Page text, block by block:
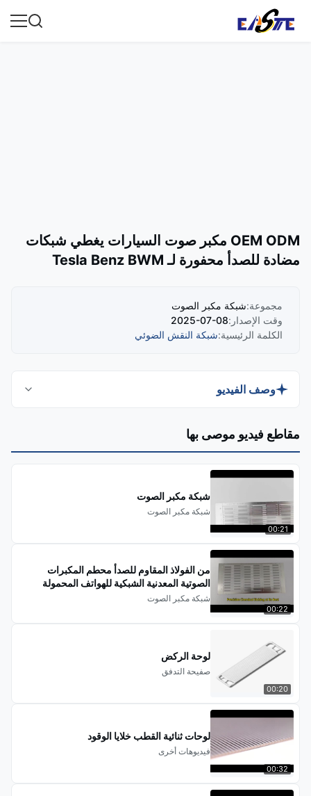
OEM ODM مكبر صوت السيارات يغطي شبكات
مضادة للصدأ محفورة لـ Tesla Benz BWM
مجموعة:شبكة مكبر الصوت
وقت الإصدار:2025-07-08
الكلمة الرئيسية:شبكة النقش الضوئي
وصف الفيديو
اكتشف كيف تؤدي عملية النقش الكيميائي للصور الدقيقة
في Xinhaisen إلى إنشاء شبكات مكبرات صوت عالية
الجودة، موضحًا كيف تعمل هذه الأغطية المضادة للصدأ
على تحسين الأداء الصوتي مع توفير مرونة تصميم لا مثيل
مقاطع فيديو موصى بها
00:21
شبكة مكبر الصوت
شبكة مكبر الصوت
00:22
من الفولاذ المقاوم للصدأ محطم المكبرات
الصوتية المعدنية الشبكية للهواتف المحمولة
0.1mm سمك
شبكة مكبر الصوت
00:20
لوحة الركض
صفيحة التدفق
00:32
لوحات ثنائية القطب خلايا الوقود
فيديوهات أخرى